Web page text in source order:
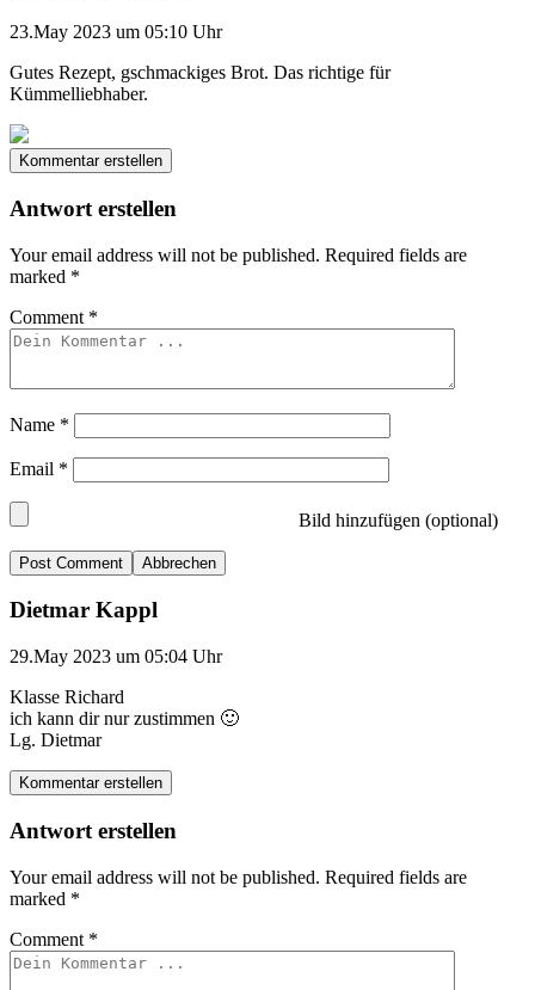
23.May 2023 um 05:10 Uhr
Gutes Rezept, gschmackiges Brot. Das richtige für
Kümmelliebhaber.
Kommentar erstellen
Antwort erstellen
Your email address will not be published. Required fields are
marked *
Comment *
Name *
Email *
Bild hinzufügen (optional)
Abbrechen
Dietmar Kappl
29.May 2023 um 05:04 Uhr
Klasse Richard
ich kann dir nur zustimmen 🙂
Lg. Dietmar
Kommentar erstellen
Antwort erstellen
Your email address will not be published. Required fields are
marked *
Comment *